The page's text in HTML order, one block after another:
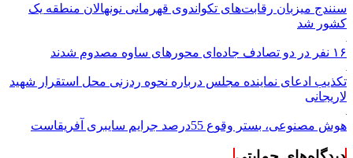
سنندج میزبان رقابت‌های تکواندوی قهرمانی نونهالان منطقه یک
کشور شد
۱۶ نفر در دو تصادف جاده‌ای محورهای ساوه مصدوم شدند
تکذیب ادعای نماینده مجلس درباره نحوه ردزنی محل استقرار شهید
لاریجانی
هوش مصنوعی، بستر وقوع 55درصد جرایم سایبری آفریقاست